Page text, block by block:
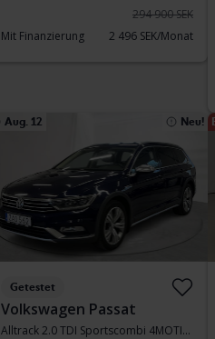
294 900 SEK
Mit Finanzierung
2 496 SEK/Monat
Aug. 12 Neu!
Getestet
Volkswagen Passat
Alltrack 2.0 TDI Sportscombi 4MOTION